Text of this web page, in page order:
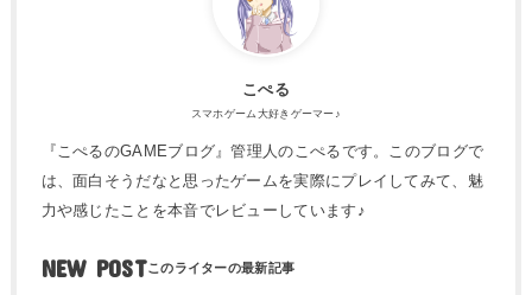
こぺる
スマホゲーム大好きゲーマー♪
『こぺるのGAMEブログ』管理人のこぺるです。このブログで
は、面白そうだなと思ったゲームを実際にプレイしてみて、魅
力や感じたことを本音でレビューしています♪
NEW POST